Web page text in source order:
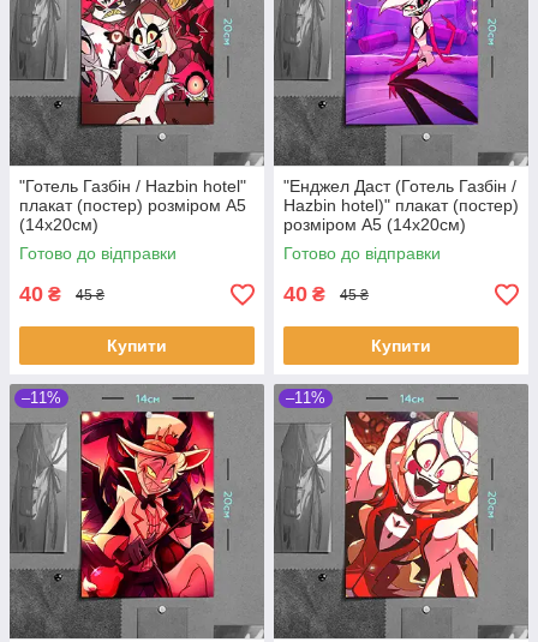
"Готель Газбін / Hazbin hotel"
плакат (постер) розміром А5
(14х20см)
Готово до відправки
40 ₴ 45 ₴
Купити
"Енджел Даст (Готель Газбін /
Hazbin hotel)" плакат (постер)
розміром А5 (14х20см)
Готово до відправки
40 ₴ 45 ₴
Купити
–11% –11%